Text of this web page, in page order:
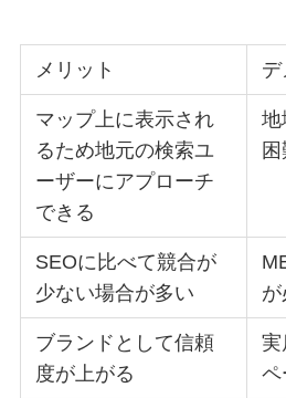
メリット デ
マップ上に表示され
るため地元の検索ユ
ーザーにアプローチ
できる
地
SEOに比べて競合が
少ない場合が多い
ブランドとして信頼
度が上がる
実
ペ